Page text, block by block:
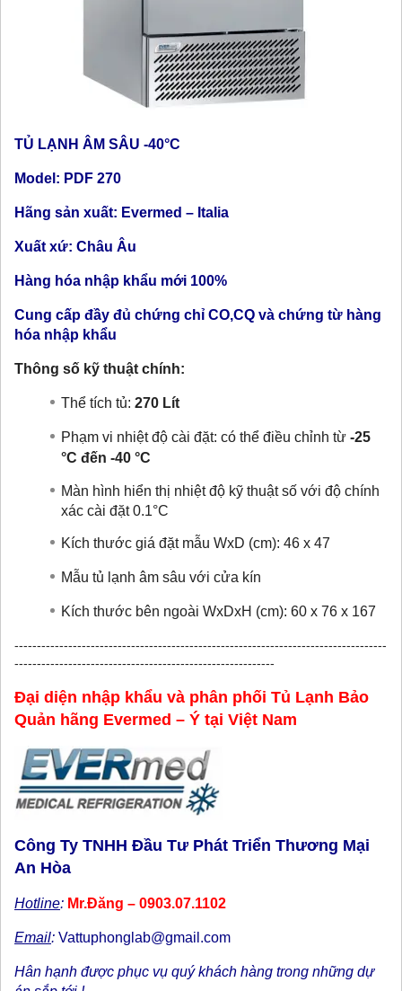
TỦ LẠNH ÂM SÂU -40°C
Model: PDF 270
Hãng sản xuất: Evermed – Italia
Xuất xứ: Châu Âu
Hàng hóa nhập khẩu mới 100%
Cung cấp đầy đủ chứng chỉ CO,CQ và chứng từ hàng
hóa nhập khẩu
Thông số kỹ thuật chính:
Thể tích tủ: 270 Lít
Phạm vi nhiệt độ cài đặt: có thể điều chỉnh từ -25
°C đến -40 °C
Màn hình hiển thị nhiệt độ kỹ thuật số với độ chính
xác cài đặt 0.1°C
Kích thước giá đặt mẫu WxD (cm): 46 x 47
Mẫu tủ lạnh âm sâu với cửa kín
Kích thước bên ngoài WxDxH (cm): 60 x 76 x 167
-----------------------------------------------------------------------------------
----------------------------------------------------------
Đại diện nhập khẩu và phân phối Tủ Lạnh Bảo
Quản hãng Evermed – Ý tại Việt Nam
Công Ty TNHH Đầu Tư Phát Triển Thương Mại
An Hòa
Hotline: Mr.Đăng – 0903.07.1102
Email: Vattuphonglab@gmail.com
Hân hạnh được phục vụ quý khách hàng trong những dự